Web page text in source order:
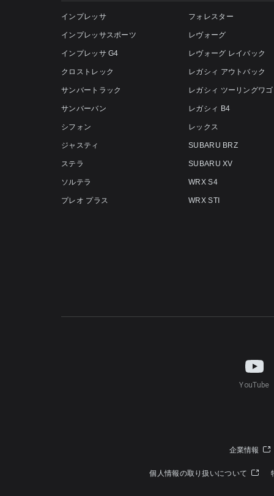
インプレッサ
インプレッサスポーツ
インプレッサ G4
クロストレック
サンバートラック
サンバーバン
シフォン
ジャスティ
ステラ
ソルテラ
プレオ プラス
フォレスター
レヴォーグ
レヴォーグ レイバック
レガシィ アウトバック
レガシィ ツーリングワ
レガシィ B4
レックス
SUBARU BRZ
SUBARU XV
WRX S4
WRX STI
YouTube
企業情報
個人情報の取り扱いについて